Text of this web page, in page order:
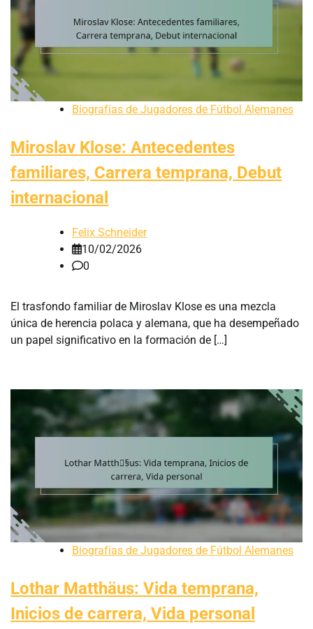
Biografías de Jugadores de Fútbol Alemanes
Miroslav Klose: Antecedentes
familiares, Carrera temprana, Debut
internacional
Felix Schneider
10/02/2026
0
El trasfondo familiar de Miroslav Klose es una mezcla
única de herencia polaca y alemana, que ha desempeñado
un papel significativo en la formación de […]
Biografías de Jugadores de Fútbol Alemanes
Lothar Matthäus: Vida temprana,
Inicios de carrera, Vida personal